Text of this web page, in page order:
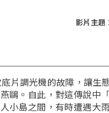
影片主題
片調光機的故障，讓生
鷗。自此，對這傳說中
小島之間，有時遭遇大